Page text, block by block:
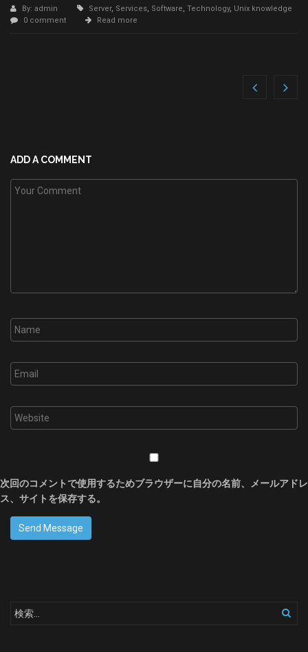
By: admin Server, Services, Software, Technology, Unix knowledge
0 comment
Read more
ADD A COMMENT
次回のコメントで使用するためブラウザーに自分の名前、メールアドレ
ス、サイトを保存する。